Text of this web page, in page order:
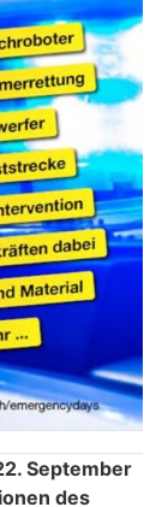
September
des